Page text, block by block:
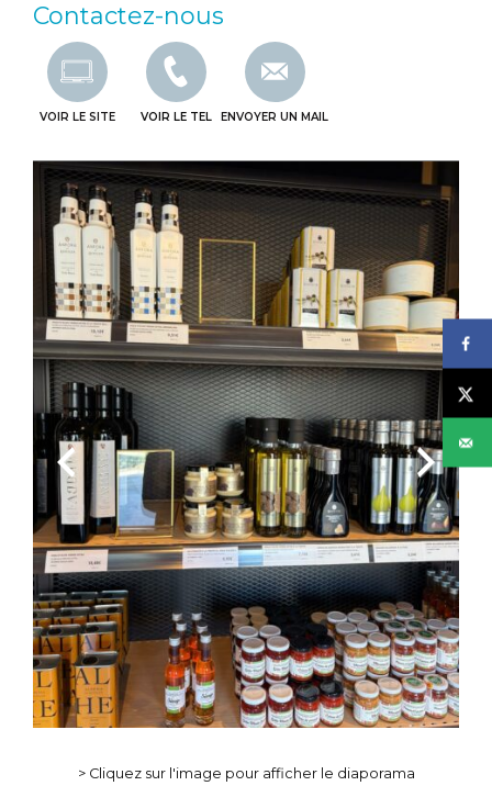
Contactez-nous
VOIR LE SITE VOIR LE TEL ENVOYER UN MAIL
Previous Next
> Cliquez sur l'image pour afficher le diaporama